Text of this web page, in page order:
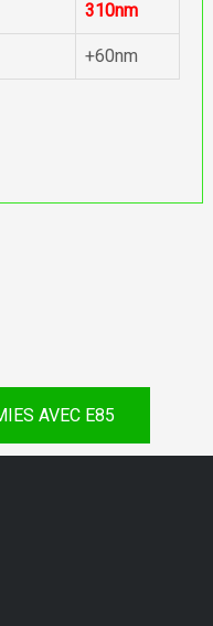
310nm
+60nm
AVEC E85